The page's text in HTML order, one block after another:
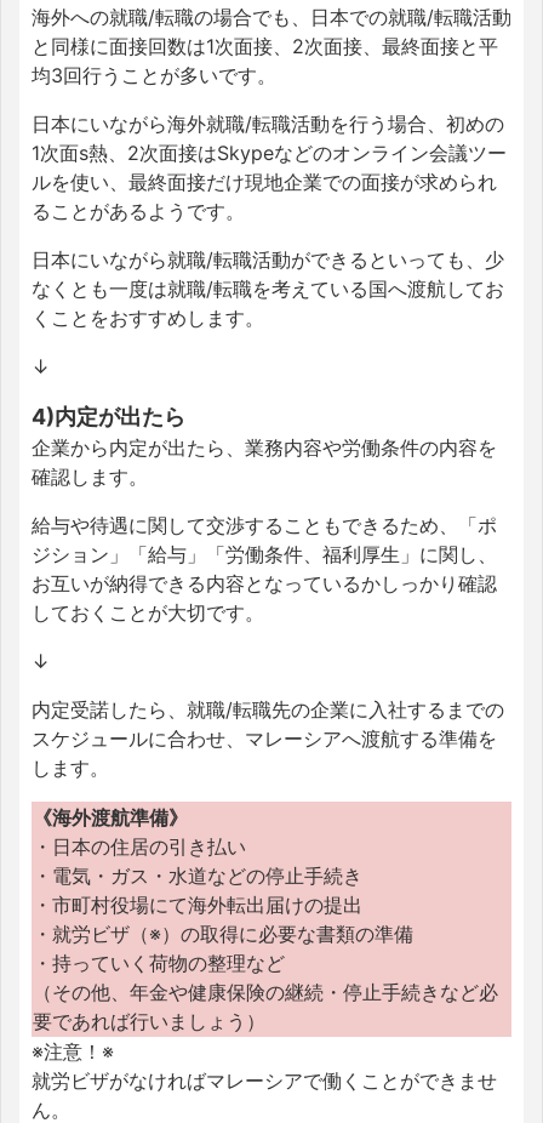
海外への就職/転職の場合でも、日本での就職/転職活動
と同様に面接回数は1次面接、2次面接、最終面接と平
均3回行うことが多いです。
日本にいながら海外就職/転職活動を行う場合、初めの
1次面s熱、2次面接はSkypeなどのオンライン会議ツー
ルを使い、最終面接だけ現地企業での面接が求められ
ることがあるようです。
日本にいながら就職/転職活動ができるといっても、少
なくとも一度は就職/転職を考えている国へ渡航してお
くことをおすすめします。
↓
4)内定が出たら
企業から内定が出たら、業務内容や労働条件の内容を
確認します。
給与や待遇に関して交渉することもできるため、「ポ
ジション」「給与」「労働条件、福利厚生」に関し、
お互いが納得できる内容となっているかしっかり確認
しておくことが大切です。
↓
内定受諾したら、就職/転職先の企業に入社するまでの
スケジュールに合わせ、マレーシアへ渡航する準備を
します。
《海外渡航準備》
・日本の住居の引き払い
・電気・ガス・水道などの停止手続き
・市町村役場にて海外転出届けの提出
・就労ビザ（※）の取得に必要な書類の準備
・持っていく荷物の整理など
（その他、年金や健康保険の継続・停止手続きなど必
要であれば行いましょう）
※注意！※
就労ビザがなければマレーシアで働くことができませ
ん。